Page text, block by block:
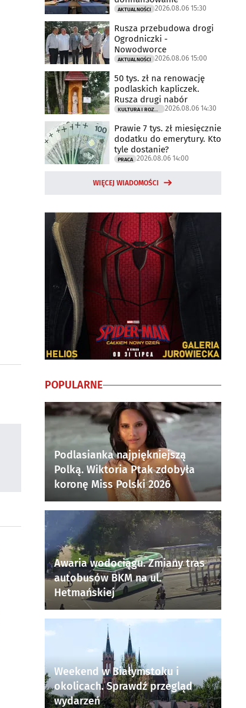
AKTUALNOŚCI 2026.08.06 15:30
Rusza przebudowa drogi
Ogrodniczki -
Nowodworce
AKTUALNOŚCI 2026.08.06 15:00
50 tys. zł na renowację
podlaskich kapliczek.
Rusza drugi nabór
2026.08.06 14:30
Prawie 7 tys. zł miesięcznie
dodatku do emerytury. Kto
tyle dostanie?
PRACA 2026.08.06 14:00
WIĘCEJ WIADOMOŚCI
POPULARNE
Podlasianka najpiękniejszą
Polką. Wiktoria Ptak zdobyła
koronę Miss Polski 2026
Awaria wodociągu. Zmiany tras
autobusów BKM na ul.
Hetmańskiej
Weekend w Białymstoku i
okolicach. Sprawdź przegląd
wydarzeń